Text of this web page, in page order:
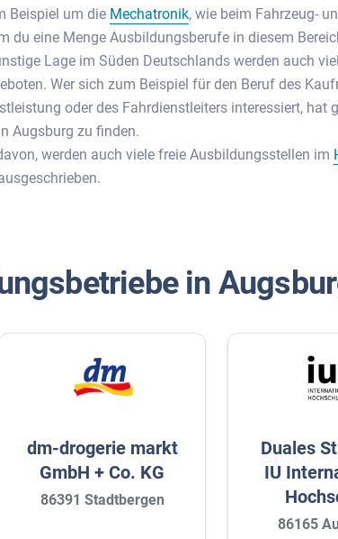
Beispiel um die Mechatronik, wie beim Fahrzeug-
du eine Menge Ausbildungsberufe in diesem
Lage im Süden Deutschlands werden auch
Wer sich zum Beispiel für den Beruf des
oder des Fahrdienstleiters interessiert, hat
Augsburg zu finden.
werden auch viele freie Ausbildungsstellen im
in
dm-drogerie markt
GmbH + Co. KG
86391 Stadtbergen
Duales
IU
86165